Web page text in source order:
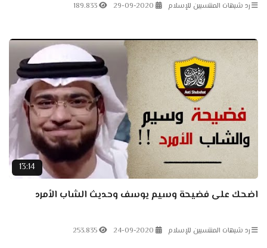
رد شبهات المنتسبين للإسلام 29-09-2020
189.833
13:14
اضحك على فضيحة وسيم يوسف وحديث الشاب الأمرد
رد شبهات المنتسبين للإسلام 24-09-2020
253.835